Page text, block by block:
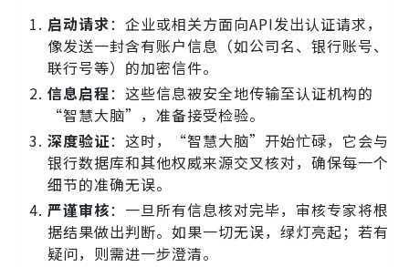
启动请求：企业或相关方面向API发出认证请求，
像发送一封含有账户信息（如公司名、银行账号、
联行号等）的加密信件。
信息启程：这些信息被安全地传输至认证机构的
“智慧大脑”，准备接受检验。
深度验证：这时，“智慧大脑”开始忙碌，它会与
银行数据库和其他权威来源交叉核对，确保每一个
细节的准确无误。
严谨审核：一旦所有信息核对完毕，审核专家将根
据结果做出判断。如果一切无误，绿灯亮起；若有
疑问，则需进一步澄清。